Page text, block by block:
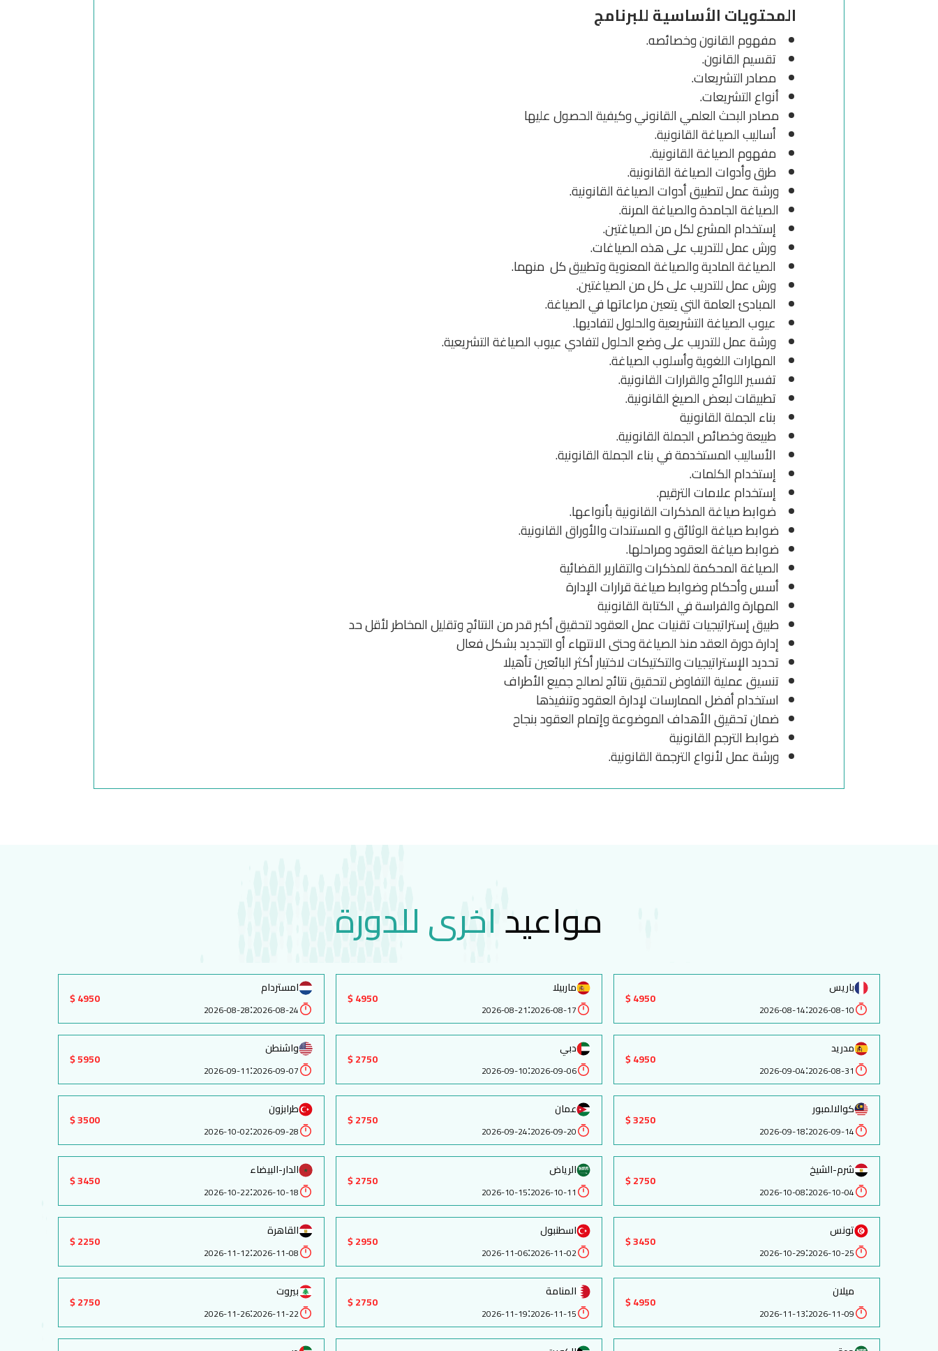
المحتويات الأساسية للبرنامج
مفهوم القانون وخصائصه.
تقسيم القانون.
مصادر التشريعات.
أنواع التشريعات.
مصادر البحث العلمي القانوني وكيفية الحصول عليها
أساليب الصياغة القانونية.
مفهوم الصياغة القانونية.
طرق وأدوات الصياغة القانونية.
ورشة عمل لتطبيق أدوات الصياغة القانونية.
الصياغة الجامدة والصياغة المرنة.
إستخدام المشرع لكل من الصياغتين.
ورش عمل للتدريب على هذه الصياغات.
الصياغة المادية والصياغة المعنوية وتطبيق كل منهما.
ورش عمل للتدريب على كل من الصياغتين.
المبادئ العامة التي يتعين مراعاتها في الصياغة.
عيوب الصياغة التشريعية والحلول لتفاديها.
ورشة عمل للتدريب على وضع الحلول لتفادي عيوب الصياغة التشريعية.
المهارات اللغوية وأسلوب الصياغة.
تفسير اللوائح والقرارات القانونية.
تطبيقات لبعض الصيغ القانونية.
بناء الجملة القانونية
طبيعة وخصائص الجملة القانونية.
الأساليب المستخدمة في بناء الجملة القانونية.
إستخدام الكلمات.
إستخدام علامات الترقيم.
ضوابط صياغة المذكرات القانونية بأنواعها.
ضوابط صياغة الوثائق و المستندات والأوراق القانونية.
ضوابط صياغة العقود ومراحلها.
الصياغة المحكمة للمذكرات والتقارير القضائية
أسس وأحكام وضوابط صياغة قرارات الإدارة
المهارة والفراسة في الكتابة القانونية
طبيق إستراتيجيات تقنيات عمل العقود لتحقيق أكبر قدر من النتائج وتقليل المخاطر لأقل حد
إدارة دورة العقد منذ الصياغة وحتى الانتهاء أو التجديد بشكل فعال
تحديد الإستراتيجيات والتكتيكات لاختيار أكثر البائعين تأهيلا
تنسيق عملية التفاوض لتحقيق نتائج لصالح جميع الأطراف
استخدام أفضل الممارسات لإدارة العقود وتنفيذها
ضمان تحقيق الأهداف الموضوعة وإتمام العقود بنجاح
ضوابط الترجم القانونية
ورشة عمل لأنواع الترجمة القانونية.
مواعيداخرى للدورة
باريس
2026-08-10
:
2026-08-14
4950 $
ماربيلا
2026-08-17
:
2026-08-21
4950 $
امستردام
2026-08-24
:
2026-08-28
4950 $
مدريد
2026-08-31
:
2026-09-04
4950 $
دبي
2026-09-06
:
2026-09-10
2750 $
واشنطن
2026-09-07
:
2026-09-11
5950 $
كوالالمبور
2026-09-14
:
2026-09-18
3250 $
عمان
2026-09-20
:
2026-09-24
2750 $
طرابزون
2026-09-28
:
2026-10-02
3500 $
شرم-الشيخ
2026-10-04
:
2026-10-08
2750 $
الرياض
2026-10-11
:
2026-10-15
2750 $
الدار-البيضاء
2026-10-18
:
2026-10-22
3450 $
تونس
2026-10-25
:
2026-10-29
3450 $
اسطنبول
2026-11-02
:
2026-11-06
2950 $
القاهرة
2026-11-08
:
2026-11-12
2250 $
ميلان
2026-11-09
:
2026-11-13
4950 $
المنامة
2026-11-15
:
2026-11-19
2750 $
بيروت
2026-11-22
:
2026-11-26
2750 $